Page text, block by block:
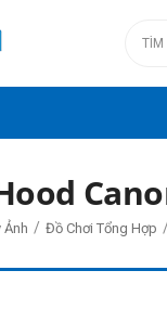
Ảnh / Đồ Chơi Tổng Hợp /